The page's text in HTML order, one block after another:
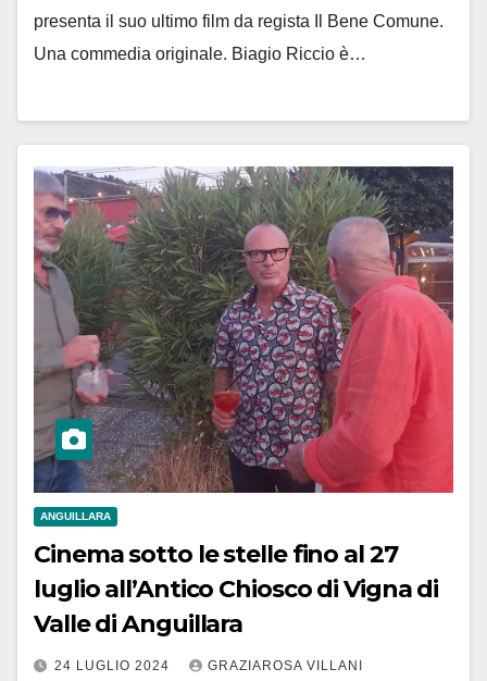
presenta il suo ultimo film da regista Il Bene Comune.
Una commedia originale. Biagio Riccio è…
ANGUILLARA
Cinema sotto le stelle fino al 27
luglio all’Antico Chiosco di Vigna di
Valle di Anguillara
24 LUGLIO 2024 GRAZIAROSA VILLANI